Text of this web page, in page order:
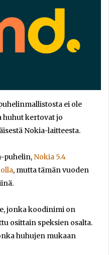
ei ole
huhut kertovat jo
Nokia-laitteesta.
puhelin, Nokia 5.4
, mutta tämän vuoden
jonka koodinimi on
osittain speksien osalta.
huhujen mukaan